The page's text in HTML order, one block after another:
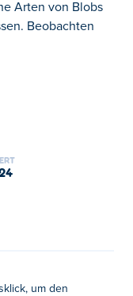
Arten von Blobs
Beobachten
Arten von Blobs
Beobachten
dem anderen
Blob zu
ist das Spiel
werden lassen?
um den